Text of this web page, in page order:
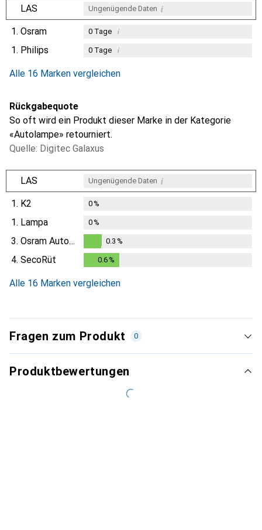
LAS Ungenügende Daten i
1. Osram 0Tage i
1. Philips 0Tage i
Alle 16 Marken vergleichen
Rückgabequote
So oft wird ein Produkt dieser Marke in der Kategorie
«Autolampe» retourniert.
Quelle: Digitec Galaxus
LAS Ungenügende Daten i
1. K2 0%
1. Lampa 0%
3. Osram Automotive
0.3%
0.3 %
4. SecoRüt 0.6%
Alle 16 Marken vergleichen
Fragen zum Produkt 0
Produktbewertungen